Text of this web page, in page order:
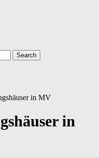
Search
in MV
in